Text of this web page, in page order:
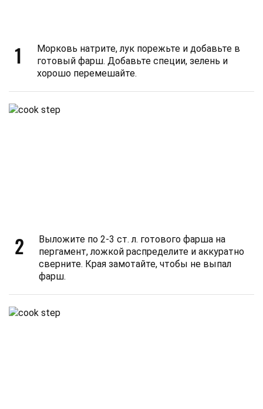
1
Морковь натрите, лук порежьте и добавьте в
готовый фарш. Добавьте специи, зелень и
хорошо перемешайте.
2
Выложите по 2-3 ст. л. готового фарша на
пергамент, ложкой распределите и аккуратно
сверните. Края замотайте, чтобы не выпал
фарш.